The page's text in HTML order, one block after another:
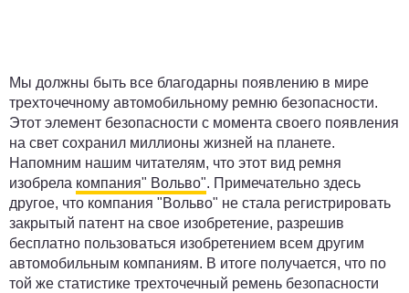
Мы должны быть все благодарны появлению в мире
трехточечному автомобильному ремню безопасности.
Этот элемент безопасности с момента своего появления
на свет сохранил миллионы жизней на планете.
Напомним нашим читателям, что этот вид ремня
изобрела компания" Вольво". Примечательно здесь
другое, что компания "Вольво" не стала регистрировать
закрытый патент на свое изобретение, разрешив
бесплатно пользоваться изобретением всем другим
автомобильным компаниям. В итоге получается, что по
той же статистике трехточечный ремень безопасности